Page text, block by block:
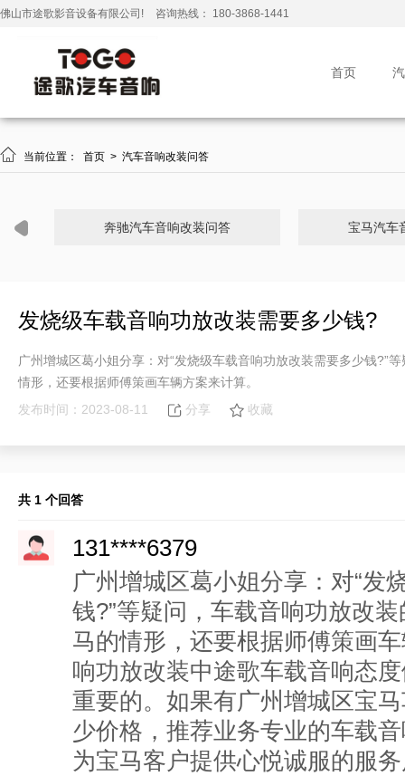
佛山市途歌影音设备有限公司! 咨询热线： 180-3868-1441
首页
 当前位置： 首页 > 汽车音响改装问答
奔驰汽车音响改装问答 宝马汽车
发烧级车载音响功放改装需要多少钱?
广州增城区葛小姐分享：对“发烧级车载音响功放改装需要多少钱?”
情形，还要根据师傅策画车辆方案来计算。
发布时间：2023-08-11
分享 收藏
共 1 个回答
131****6379
广州增城区葛小姐分享：对“发
钱?”等疑问，车载音响功放改
马的情形，还要根据师傅策画
响功放改装中途歌车载音响态
重要的。如果有广州增城区宝
少价格，推荐业务专业的车载
为宝马客户提供心悦诚服的服